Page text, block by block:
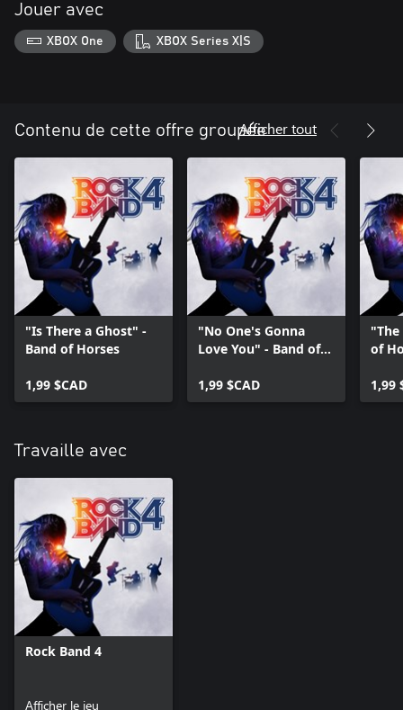
Jouer avec
XBOX One XBOX Series X|S
Contenu de cette offre groupéeAfficher tout
"Is There a Ghost" -
Band of Horses
1,99 $CAD
"No One's Gonna
Love You" - Band of
1,99 $CAD
of
1,99
Travaille avec
Rock Band 4
Afficher le jeu